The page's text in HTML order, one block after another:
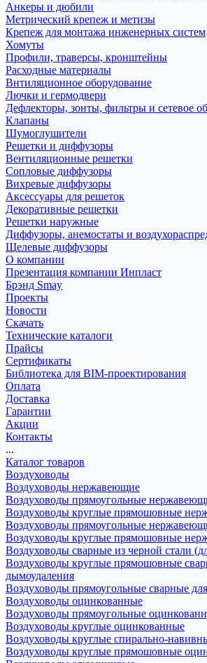
Анкеры и дюбили
Метрический крепеж и метизы
Крепеж для монтажа инженерных систем
Хомуты
Профили, траверсы, кронштейны
Расходные материалы
Внтиляционное оборудование
Лючки и гермодвери
Дефлекторы, зонты, фильтры и сетевое
Клапаны
Шумоглушители
Решетки и диффузоры
Вентиляционные решетки
Сопловые диффузоры
Вихревые диффузоры
Аксессуары для решеток
Декоративные решетки
Решетки наружные
Диффузоры, анемостаты и
Щелевые диффузоры
О компании
Презентация компании Инпласт
Брэнд Smay
Проекты
Новости
Скачать
Технические каталоги
Прайсы
Сертификаты
Библиотека для BIM-проектирования
Оплата
Доставка
Гарантии
Акции
Контакты
...
Каталог товаров
Воздуховоды
Воздуховоды нержавеющие
Воздуховоды прямоугольные
Воздуховоды круглые прямошовные
Воздуховоды прямоугольные
Воздуховоды круглые прямошовные
Воздуховоды сварные из черной стали
Воздуховоды круглые прямошовные
дымоудаления
Воздуховоды прямоугольные сварные
Воздуховоды оцинкованные
Воздуховоды прямоугольные
Воздуховоды круглые оцинкованные
Воздуховоды круглые спирально-
Воздуховоды круглые прямошовные